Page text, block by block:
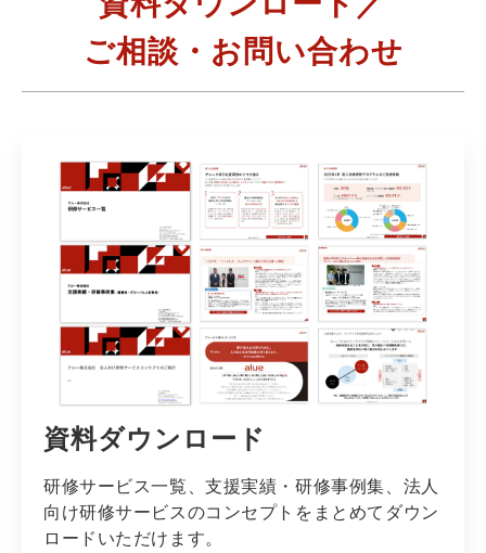
ご相談・お問い合わせ
資料ダウンロード
研修サービス一覧、支援実績・研修事例集、法人
向け研修サービスのコンセプトをまとめてダウン
ロードいただけます。